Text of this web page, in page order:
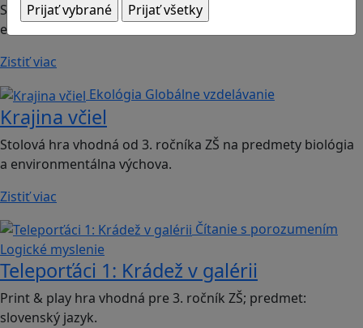
Spoločenská hra vhodná pre 2. stupeň ZŠ a SŠ; predmet:
ekonómia
Zistiť viac
Ekológia Globálne vzdelávanie
Krajina včiel
Stolová hra vhodná od 3. ročníka ZŠ na predmety biológia
a environmentálna výchova.
Zistiť viac
Čítanie s porozumením
Logické myslenie
Teleporťáci 1: Krádež v galérii
Print & play hra vhodná pre 3. ročník ZŠ; predmet:
slovenský jazyk.